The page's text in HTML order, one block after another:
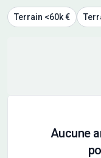
Terrain <60k €
Aucune